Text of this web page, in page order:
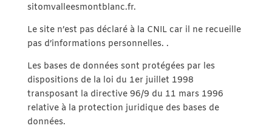
sitomvalleesmontblanc.fr.
Le site n’est pas déclaré à la CNIL car il ne recueille
pas d’informations personnelles. .
Les bases de données sont protégées par les
dispositions de la loi du 1er juillet 1998
transposant la directive 96/9 du 11 mars 1996
relative à la protection juridique des bases de
données.